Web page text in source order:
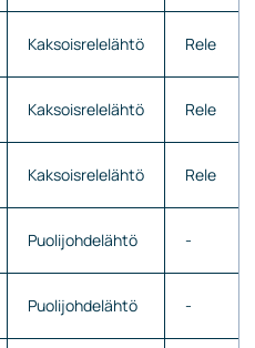
Kaksoisrelelähtö Rele
Kaksoisrelelähtö Rele
Kaksoisrelelähtö Rele
Puolijohdelähtö -
Puolijohdelähtö -